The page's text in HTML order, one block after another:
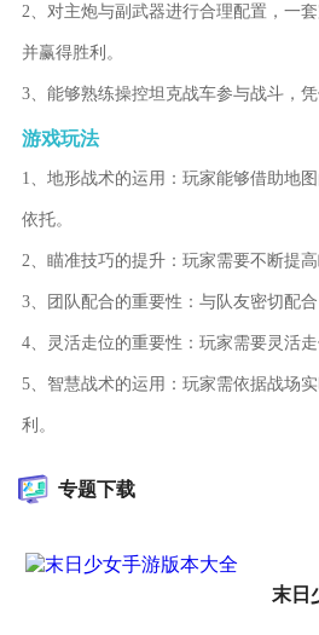
2、对主炮与副武器进行合理配置，一
并赢得胜利。
3、能够熟练操控坦克战车参与战斗，
游戏玩法
1、地形战术的运用：玩家能够借助地
依托。
2、瞄准技巧的提升：玩家需要不断提
3、团队配合的重要性：与队友密切配
4、灵活走位的重要性：玩家需要灵活
5、智慧战术的运用：玩家需依据战场
利。
专题下载
末日